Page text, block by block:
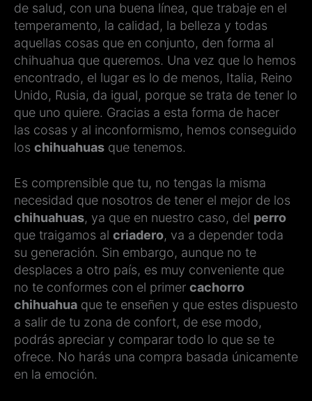
de salud, con una buena línea, que trabaje en el
temperamento, la calidad, la belleza y todas
aquellas cosas que en conjunto, den forma al
chihuahua que queremos. Una vez que lo hemos
encontrado, el lugar es lo de menos, Italia, Reino
Unido, Rusia, da igual, porque se trata de tener lo
que uno quiere. Gracias a esta forma de hacer
las cosas y al inconformismo, hemos conseguido
los chihuahuas que tenemos.
Es comprensible que tu, no tengas la misma
necesidad que nosotros de tener el mejor de los
chihuahuas, ya que en nuestro caso, del perro
que traigamos al criadero, va a depender toda
su generación. Sin embargo, aunque no te
desplaces a otro país, es muy conveniente que
no te conformes con el primer cachorro
chihuahua que te enseñen y que estes dispuesto
a salir de tu zona de confort, de ese modo,
podrás apreciar y comparar todo lo que se te
ofrece. No harás una compra basada únicamente
en la emoción.